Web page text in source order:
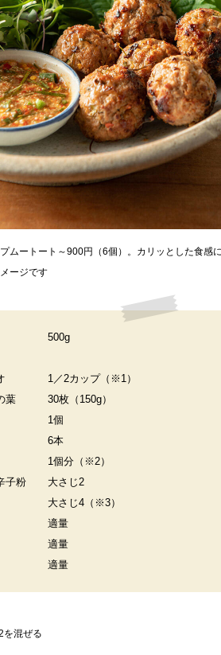
ムートート～900円（6個）。カリッとした食感
ージです
500g
1／2カップ（※1）
葉
30枚（150g）
1個
6本
1個分（※2）
子粉
大さじ2
大さじ4（※3）
適量
適量
適量
を混ぜる